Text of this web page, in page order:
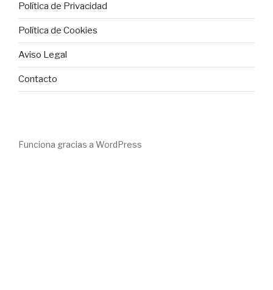
Política de Privacidad
Política de Cookies
Aviso Legal
Contacto
Funciona gracias a WordPress